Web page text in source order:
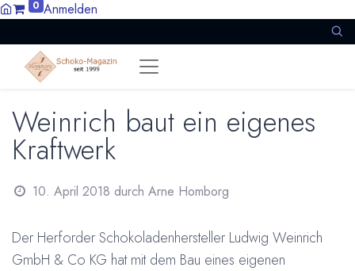
0 Anmelden
Weinrich baut ein eigenes
Kraftwerk
10. April 2018 durch Arne Homborg
Der Herforder Schokoladenhersteller Ludwig Weinrich
GmbH & Co KG hat mit dem Bau eines eigenen